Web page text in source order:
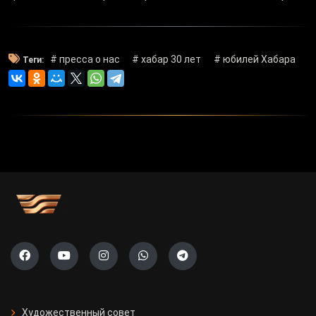
Теги: # пресса о нас # хабар 30 лет # юбилей Хабара
Художественный совет